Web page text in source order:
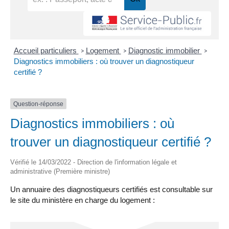
Accueil particuliers > Logement > Diagnostic immobilier >
Diagnostics immobiliers : où trouver un diagnostiqueur
certifié ?
Question-réponse
Diagnostics immobiliers : où
trouver un diagnostiqueur certifié ?
Vérifié le 14/03/2022 - Direction de l'information légale et
administrative (Première ministre)
Un annuaire des diagnostiqueurs certifiés est consultable sur
le site du ministère en charge du logement :